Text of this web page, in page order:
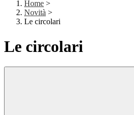
Home >
Novità >
Le circolari
Le circolari